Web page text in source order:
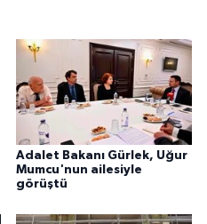
Adalet Bakanı Gürlek, Uğur
Mumcu'nun ailesiyle
görüştü